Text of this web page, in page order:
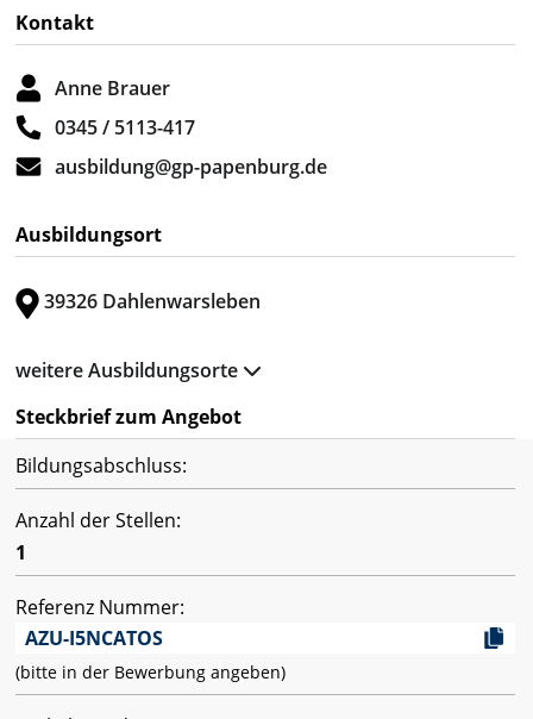
Kontakt
Anne Brauer
0345 / 5113-417
ausbildung@gp-papenburg.de
Ausbildungsort
39326 Dahlenwarsleben
weitere Ausbildungsorte
Steckbrief zum Angebot
Bildungsabschluss:
Anzahl der Stellen:
1
Referenz Nummer:
AZU-I5NCATOS
(bitte in der Bewerbung angeben)